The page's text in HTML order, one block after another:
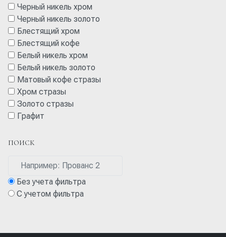
Черный никель хром
Черный никель золото
Блестящий хром
Блестящий кофе
Белый никель хром
Белый никель золото
Матовый кофе стразы
Хром стразы
Золото стразы
Графит
ПОИСК
Без учета фильтра
С учетом фильтра